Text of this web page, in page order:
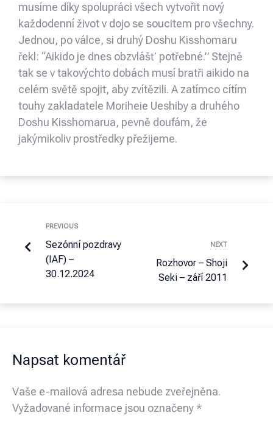
musíme díky spolupráci všech vytvořit nový
každodenní život v dojo se soucitem pro všechny.
Jednou, po válce, si druhý Doshu Kisshomaru
řekl: “Aikido je dnes obzvlášť potřebné.” Stejně
tak se v takovýchto dobách musí bratři aikido na
celém světě spojit, aby zvítězili. A zatímco cítím
touhy zakladatele Moriheie Ueshiby a druhého
Doshu Kisshomarua, pevně doufám, že
jakýmikoliv prostředky přežijeme.
PREVIOUS
Sezónní pozdravy
(IAF) –
30.12.2024
NEXT
Rozhovor – Shoji
Seki – září 2011
Napsat komentář
Vaše e-mailová adresa nebude zveřejněna.
Vyžadované informace jsou označeny*